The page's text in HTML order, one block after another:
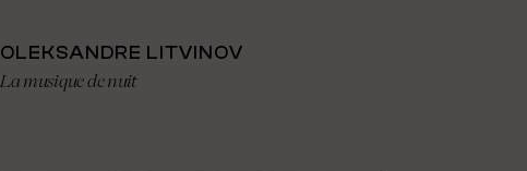
OLEKSANDRE LITVINOV
La musique de nuit